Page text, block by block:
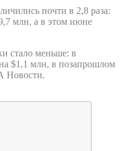
почти в 2,8 раза:
млн, а в этом июне
стало меньше: в
$1,1 млн, в позапрошлом
Новости.